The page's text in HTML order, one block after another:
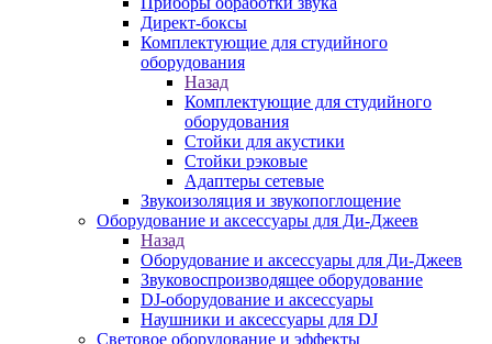
Директ-боксы
Комплектующие для студийного
оборудования
Назад
Комплектующие для студийного
оборудования
Стойки для акустики
Стойки рэковые
Адаптеры сетевые
Звукоизоляция и звукопоглощение
Оборудование и аксессуары для Ди-Джеев
Назад
Оборудование и аксессуары для Ди-Джеев
Звуковоспроизводящее оборудование
DJ-оборудование и аксессуары
Наушники и аксессуары для DJ
Световое оборудование и эффекты